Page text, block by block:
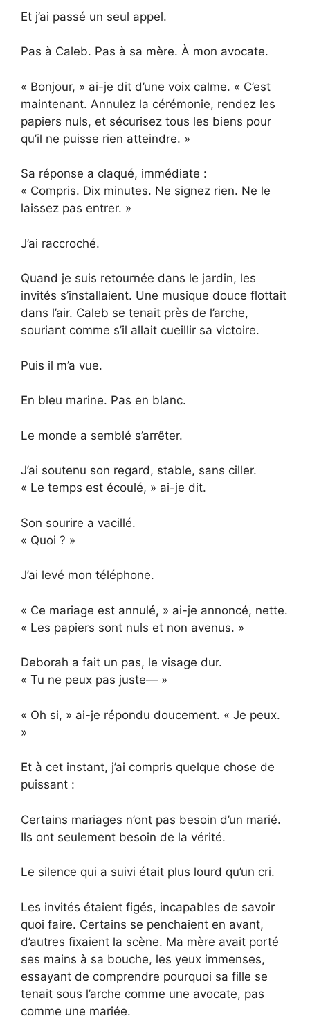
Et j’ai passé un seul appel.
Pas à Caleb. Pas à sa mère. À mon avocate.
« Bonjour, » ai-je dit d’une voix calme. « C’est
maintenant. Annulez la cérémonie, rendez les
papiers nuls, et sécurisez tous les biens pour
qu’il ne puisse rien atteindre. »
Sa réponse a claqué, immédiate :
« Compris. Dix minutes. Ne signez rien. Ne le
laissez pas entrer. »
J’ai raccroché.
Quand je suis retournée dans le jardin, les
invités s’installaient. Une musique douce flottait
dans l’air. Caleb se tenait près de l’arche,
souriant comme s’il allait cueillir sa victoire.
Puis il m’a vue.
En bleu marine. Pas en blanc.
Le monde a semblé s’arrêter.
J’ai soutenu son regard, stable, sans ciller.
« Le temps est écoulé, » ai-je dit.
Son sourire a vacillé.
« Quoi ? »
J’ai levé mon téléphone.
« Ce mariage est annulé, » ai-je annoncé, nette.
« Les papiers sont nuls et non avenus. »
Deborah a fait un pas, le visage dur.
« Tu ne peux pas juste— »
« Oh si, » ai-je répondu doucement. « Je peux.
»
Et à cet instant, j’ai compris quelque chose de
puissant :
Certains mariages n’ont pas besoin d’un marié.
Ils ont seulement besoin de la vérité.
Le silence qui a suivi était plus lourd qu’un cri.
Les invités étaient figés, incapables de savoir
quoi faire. Certains se penchaient en avant,
d’autres fixaient la scène. Ma mère avait porté
ses mains à sa bouche, les yeux immenses,
essayant de comprendre pourquoi sa fille se
tenait sous l’arche comme une avocate, pas
comme une mariée.